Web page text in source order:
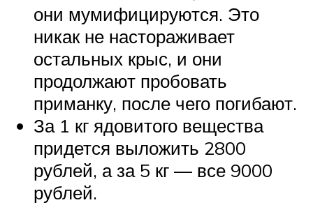
они мумифицируются. Это
никак не настораживает
остальных крыс, и они
продолжают пробовать
приманку, после чего погибают.
За 1 кг ядовитого вещества
придется выложить 2800
рублей, а за 5 кг — все 9000
рублей.